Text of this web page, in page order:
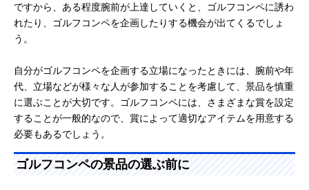
ですから、ある程度腕前が上達していくと、ゴルフコンペに誘わ
れたり、ゴルフコンペを企画したりする機会が出てくるでしょ
う。
自分がゴルフコンペを企画する立場になったときには、腕前や年
代、立場などが様々な人が参加することを考慮して、景品を慎重
に選ぶことが大切です。ゴルフコンペには、さまざまな賞を設定
することが一般的なので、賞によって適切なアイテムを用意する
必要もあるでしょう。
ゴルフコンペの景品の選ぶ前に